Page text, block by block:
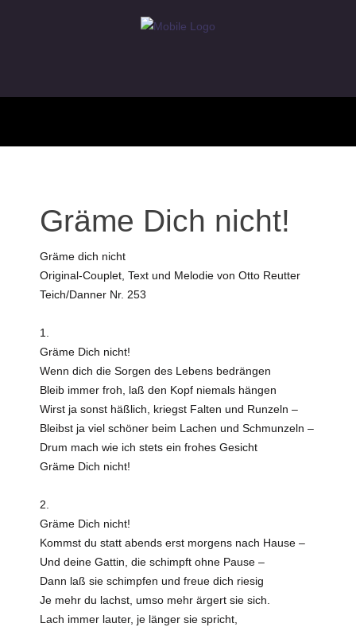
Gräme Dich nicht!
Gräme dich nicht
Original-Couplet, Text und Melodie von Otto Reutter
Teich/Danner Nr. 253
1.
Gräme Dich nicht!
Wenn dich die Sorgen des Lebens bedrängen
Bleib immer froh, laß den Kopf niemals hängen
Wirst ja sonst häßlich, kriegst Falten und Runzeln –
Bleibst ja viel schöner beim Lachen und Schmunzeln –
Drum mach wie ich stets ein frohes Gesicht
Gräme Dich nicht!
2.
Gräme Dich nicht!
Kommst du statt abends erst morgens nach Hause –
Und deine Gattin, die schimpft ohne Pause –
Dann laß sie schimpfen und freue dich riesig
Je mehr du lachst, umso mehr ärgert sie sich.
Lach immer lauter, je länger sie spricht,